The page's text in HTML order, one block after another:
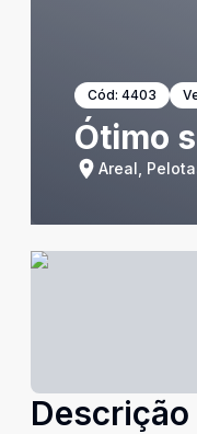
Cód: 4403
Ótimo
Areal,
Descrição